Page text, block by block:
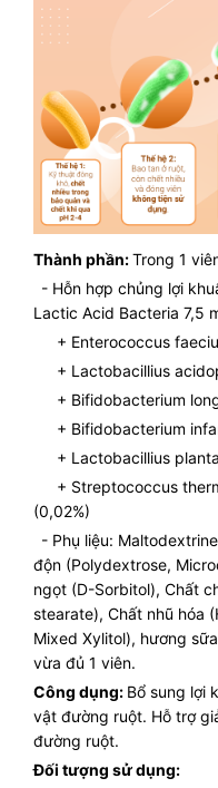
Thành phần:Trong 1
- Hỗn hợp chủng lợi
Lactic Acid Bacteria 7,5
+ Enterococcus
+ Lactobacillius
+ Bifidobacterium
+ Bifidobacterium
+ Lactobacillius
+ Streptococcus
(0,02%)
- Phụ liệu:
độn (Polydextrose,
ngọt (D-Sorbitol), Chất
stearate), Chất nhũ hóa
Mixed Xylitol), hương
vừa đủ 1 viên.
Công dụng: Bổ sung lợi
vật đường ruột. Hỗ trợ
đường ruột.
Đối tượng sử dụng: